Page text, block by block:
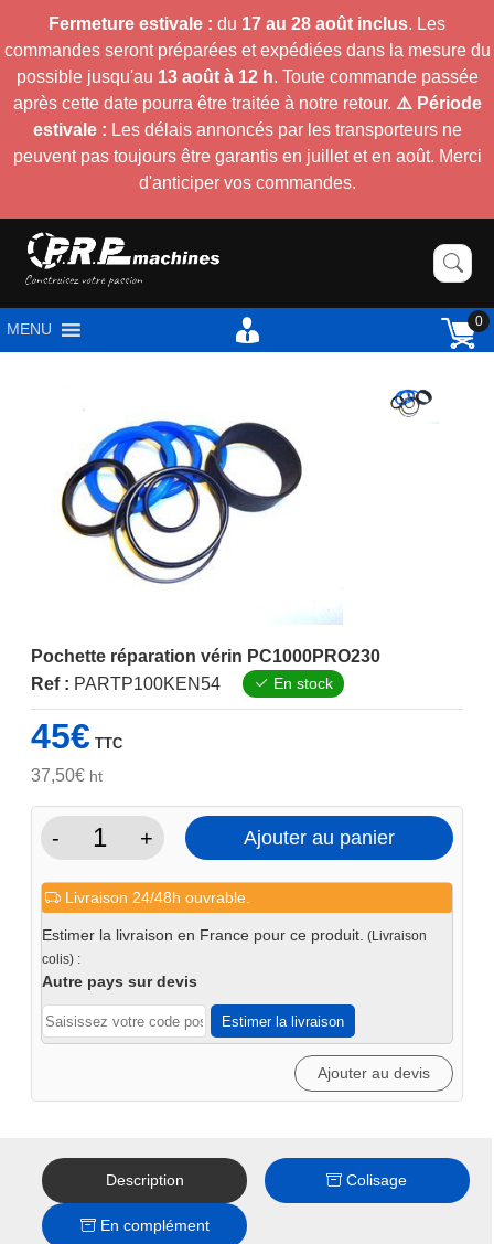
Fermeture estivale : du 17 au 28 août inclus. Les
commandes seront préparées et expédiées dans la mesure du
possible jusqu'au 13 août à 12 h. Toute commande passée
après cette date pourra être traitée à notre retour. ⚠️ Période
estivale : Les délais annoncés par les transporteurs ne
peuvent pas toujours être garantis en juillet et en août. Merci
d'anticiper vos commandes.
MENU 0
Pochette réparation vérin PC1000PRO230
Ref : PARTP100KEN54 En stock
45€ TTC
37,50€ht
-
quantité
Pochette
réparation
PC1000PRO230
+ Ajouter au panier
Livraison 24/48h ouvrable.
Estimer la livraison en France pour ce produit. (Livraison
colis) :
Autre pays sur devis
Estimer la livraison
Ajouter au devis
Description Colisage
En complément